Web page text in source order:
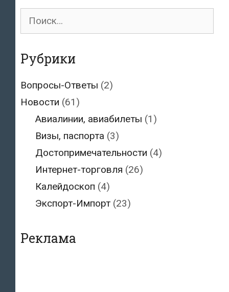
Рубрики
Вопросы-Ответы (2)
Новости (61)
Авиалинии, авиабилеты (1)
Визы, паспорта (3)
Достопримечательности (4)
Интернет-торговля (26)
Калейдоскоп (4)
Экспорт-Импорт(23)
Реклама